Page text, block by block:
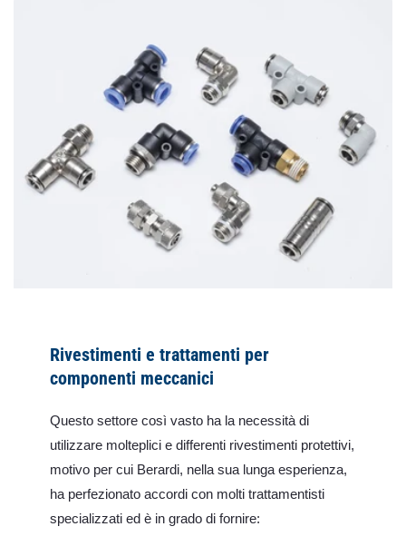
Rivestimenti e trattamenti per
componenti meccanici
Questo settore così vasto ha la necessità di
utilizzare molteplici e differenti rivestimenti protettivi,
motivo per cui Berardi, nella sua lunga esperienza,
ha perfezionato accordi con molti trattamentisti
specializzati ed è in grado di fornire: